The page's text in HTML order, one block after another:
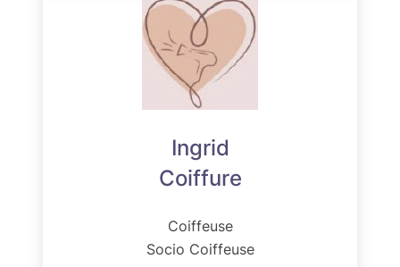
Ingrid
Coiffure
Coiffeuse
Socio Coiffeuse